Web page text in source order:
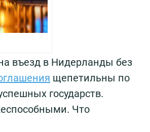
въезд в Нидерланды без
щепетильны по
государств.
Что